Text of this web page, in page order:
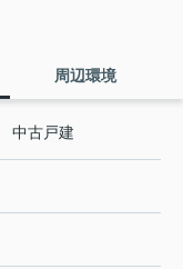
周辺環境
中古戸建